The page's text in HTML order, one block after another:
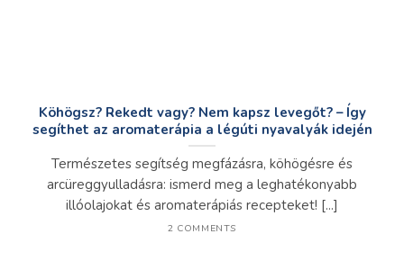
Köhögsz? Rekedt vagy? Nem kapsz levegőt? – Így
segíthet az aromaterápia a légúti nyavalyák idején
Természetes segítség megfázásra, köhögésre és
arcüreggyulladásra: ismerd meg a leghatékonyabb
illóolajokat és aromaterápiás recepteket! [...]
2 COMMENTS